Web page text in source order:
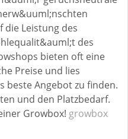
die Leistung des
des
bieten oft eine
Preise und lies
beste Angebot zu finden.
und den Platzbedarf.
Growbox! growbox